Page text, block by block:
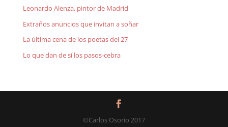
Leonardo Alenza, pintor de Madrid
Extraños anuncios que invitan a soñar
La última cena de los poetas del 27
Lo que dan de sí los pasos-cebra
©Carlos Osorio 2017